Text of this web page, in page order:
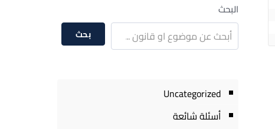
البحث
بحث
Uncategorized
أسئلة شائعة